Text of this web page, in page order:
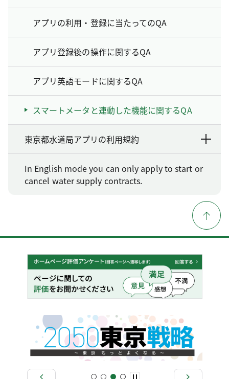
アプリの利用・登録に当たってのQA
アプリ登録後の操作に関するQA
アプリ英語モードに関するQA
スマートメータと連動した機能に関するQA
東京都水道局アプリの利用規約
In English mode you can only apply to start or
cancel water supply contracts.